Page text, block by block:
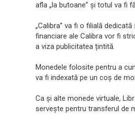
afla „la butoane” și totul va fi
„Calibra” va fi o filială
financiare ale Calibra vor fi
a viza publicitatea țintită.
Monedele folosite pentru a
va fi indexată pe un coș de
Ca și alte monede virtuale,
servește pentru transferul de